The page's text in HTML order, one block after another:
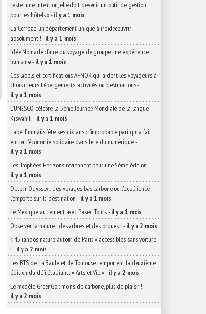
rester une intention, elle doit devenir un outil de gestion
pour les hôtels »-il y a 1 mois
La Corrèze, un département unique à (re)découvrir
absolument ! -il y a 1 mois
Idée Nomade : faire du voyage de groupe une expérience
humaine-il y a 1 mois
Ces labels et certifications AFNOR qui aident les voyageurs à
choisir leurs hébergements, activités ou destinations-
il y a 1 mois
L’UNESCO célèbre la 5ème Journée Mondiale de la langue
Kiswahili -il y a 1 mois
Label Emmaüs fête ses dix ans : l’improbable pari qui a fait
entrer l’économie solidaire dans l’ère du numérique-
il y a 1 mois
Les Trophées Horizons reviennent pour une 5ème édition -
il y a 1 mois
Detour Odyssey : des voyages bas carbone où l’expérience
l’emporte sur la destination -il y a 1 mois
Le Mexique autrement avec Paseo Tours-il y a 1 mois
Observer la nature : des arbres et des orques ! -il y a 2 mois
« 45 randos nature autour de Paris » accessibles sans voiture
! -il y a 2 mois
Les BTS de La Baule et de Toulouse remportent la deuxième
édition du défi étudiants « Arts et Vie »-il y a 2 mois
Le modèle GreenGo : moins de carbone, plus de plaisir ! -
il y a 2 mois